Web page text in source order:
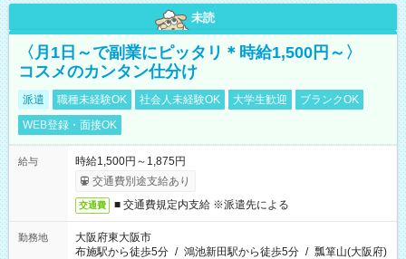
未読
〈月1日～で副業にピッタリ＊時給1,500円～〉
コスメのカンタン仕分け
派遣 職種未経験OK 社会人未経験OK 大学生歓迎
ブランクOK
WEB登録・面接OK
給与
時給1,500円～1,875円
交通費別途支給あり
交通費 ■ 交通費規定内支給 ※派遣先による
勤務地
大阪府東大阪市
布施駅から徒歩5分 / 鴻池新田駅から徒歩5分 / 瓢箪山(大阪府)